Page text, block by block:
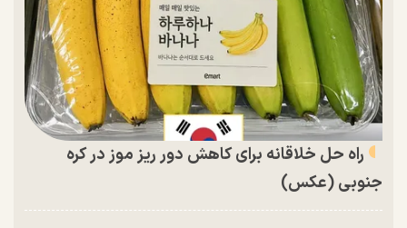
راه حل خلاقانه برای کاهش دور ریز موز در کره
جنوبی (عکس)